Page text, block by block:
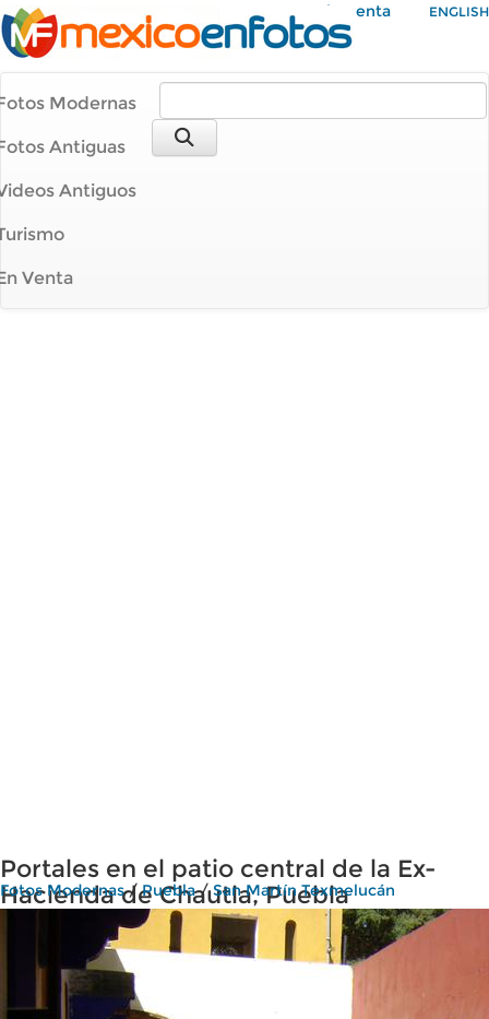
Mi Cuenta ENGLISH
Modernas
Antiguas
Antiguos
Venta
Portales en el patio central de la Ex-
Hacienda de Chautla, Puebla
Fotos Modernas/Puebla/San Martín Texmelucán